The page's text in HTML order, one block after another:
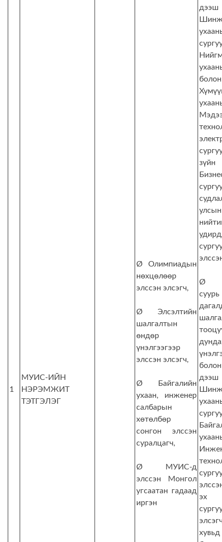
1
МУИС-ИЙН
НЭРЭМЖИТ
ТЭТГЭЛЭГ
Ø Олимпиадын
нөхцөлөөр
элссэн элсэгч,
Ø Элсэлтийн
шалгалтын
өндөр
үнэлгээгээр
элссэн элсэгч,
Ø Байгалийн
ухаан, инженер
салбарын
хөтөлбөр
сонгон элссэн
суралцагч,
Ø МУИС-д
элссэн Монгол
угсаатан гадаад
иргэн
дээш
болон
зүйн
Ø
дээш
эх